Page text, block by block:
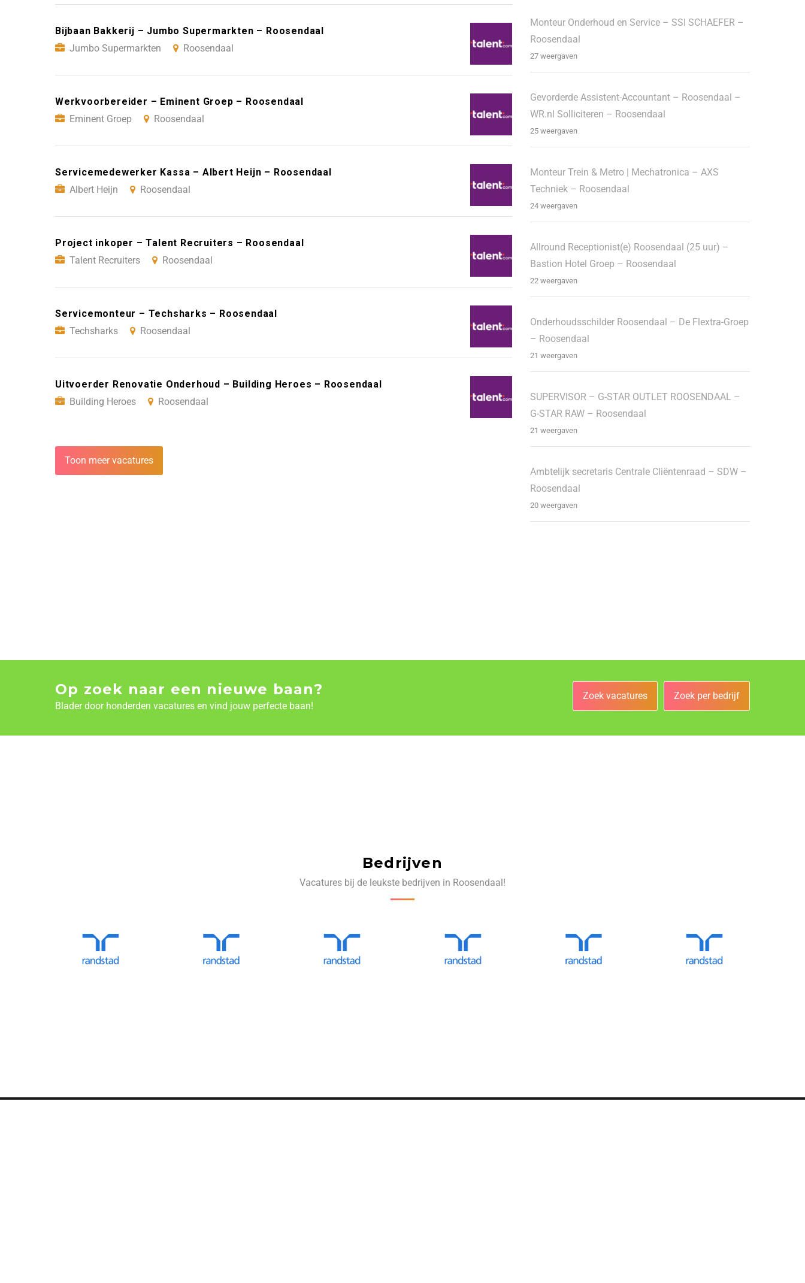
Bijbaan Bakkerij – Jumbo Supermarkten – Roosendaal
Jumbo Supermarkten
Roosendaal
Werkvoorbereider – Eminent Groep – Roosendaal
Eminent Groep
Roosendaal
Servicemedewerker Kassa – Albert Heijn – Roosendaal
Albert Heijn
Roosendaal
Project inkoper – Talent Recruiters – Roosendaal
Talent Recruiters
Roosendaal
Servicemonteur – Techsharks – Roosendaal
Techsharks
Roosendaal
Uitvoerder Renovatie Onderhoud – Building Heroes – Roosendaal
Building Heroes
Roosendaal
Toon meer vacatures
Monteur Onderhoud en Service – SSI SCHAEFER –
Roosendaal
27 weergaven
Gevorderde Assistent-Accountant – Roosendaal –
WR.nl Solliciteren – Roosendaal
25 weergaven
Monteur Trein & Metro | Mechatronica – AXS
Techniek – Roosendaal
24 weergaven
Allround Receptionist(e) Roosendaal (25 uur) –
Bastion Hotel Groep – Roosendaal
22 weergaven
Onderhoudsschilder Roosendaal – De Flextra-Groep
– Roosendaal
21 weergaven
SUPERVISOR – G-STAR OUTLET ROOSENDAAL –
G-STAR RAW – Roosendaal
21 weergaven
Ambtelijk secretaris Centrale Cliëntenraad – SDW –
Roosendaal
20 weergaven
Op zoek naar een nieuwe baan?
Blader door honderden vacatures en vind jouw perfecte baan!
Zoek vacatures Zoek per bedrijf
Bedrijven
Vacatures bij de leukste bedrijven in Roosendaal!